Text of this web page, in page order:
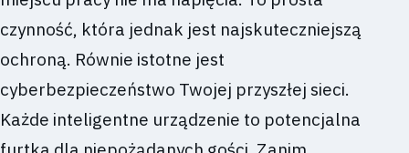
czynność, która jednak jest najskuteczniejszą
ochroną. Równie istotne jest
cyberbezpieczeństwo Twojej przyszłej sieci.
Każde inteligentne urządzenie to potencjalna